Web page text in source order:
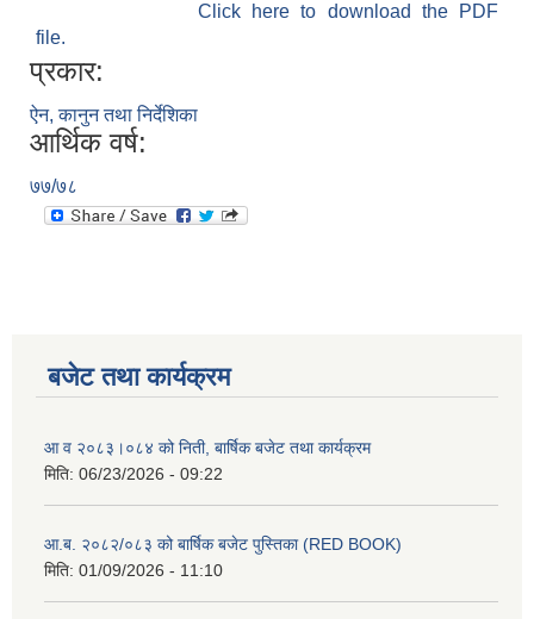
Click here to download the PDF
file.
प्रकार:
ऐन, कानुन तथा निर्देशिका
आर्थिक वर्ष:
७७/७८
बजेट तथा कार्यक्रम
आ व २०८३।०८४ को निती, बार्षिक बजेट तथा कार्यक्रम
मिति: 06/23/2026 - 09:22
आ.ब. २०८२/०८३ को बार्षिक बजेट पुस्तिका (RED BOOK)
मिति: 01/09/2026 - 11:10